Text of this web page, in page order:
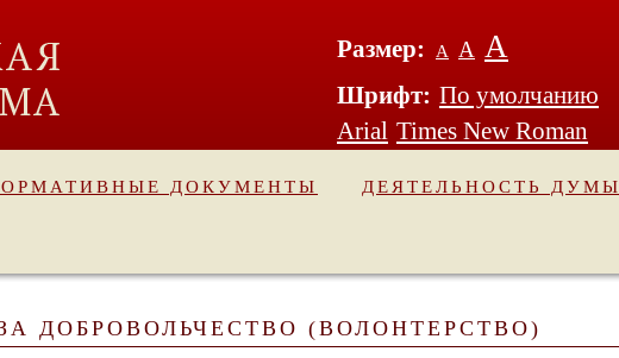
Размер: А А А
Шрифт: По умолчанию
Arial Times New Roman
ДОКУМЕНТЫ ДЕЯТЕЛЬНОСТЬ ДУМЫ
ДОБРОВОЛЬЧЕСТВО (ВОЛОНТЕРСТВО)